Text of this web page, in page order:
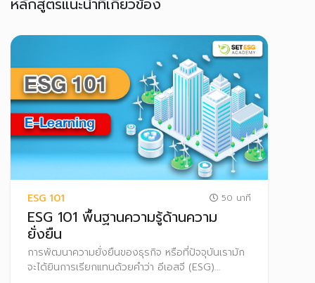
หลักสูตรแนะนำที่เกี่ยวข้อง
ESG 101 50 นาที
ESG 101 พื้นฐานความรู้ด้านความ
ยั่งยืน
การพัฒนาความยั่งยืนของธุรกิจ หรือที่ปัจจุบันเรามัก
จะได้ยินการเรียกแทนด้วยคำว่า อีเอสจี (ESG)